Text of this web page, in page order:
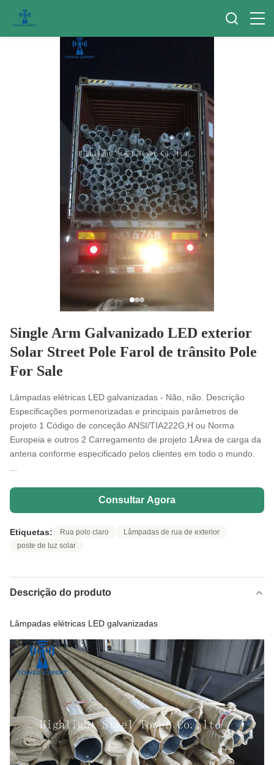
Single Arm Galvanizado LED exterior
Solar Street Pole Farol de trânsito Pole
For Sale
Lâmpadas elétricas LED galvanizadas - Não, não. Descrição
Especificações pormenorizadas e principais parâmetros de
projeto 1 Código de conceção ANSI/TIA222G,H ou Norma
Europeia e outros 2 Carregamento de projeto 1Área de carga da
antena conforme especificado pelos clientes em todo o mundo.
Consultar Agora
Etiquetas: Rua polo claro
Lâmpadas de rua de exterior
poste de luz solar
Descrição do produto
Lâmpadas elétricas LED galvanizadas